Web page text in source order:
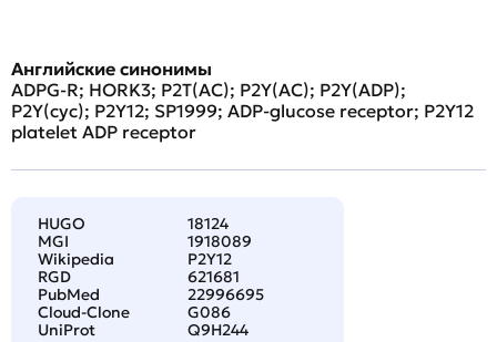
Английские синонимы
ADPG-R; HORK3; P2T(AC); P2Y(AC); P2Y(ADP);
P2Y(cyc); P2Y12; SP1999; ADP-glucose receptor; P2Y12
platelet ADP receptor
HUGO
18124
MGI
1918089
Wikipedia
P2Y12
RGD
621681
PubMed
22996695
Cloud-Clone
G086
UniProt
Q9H244